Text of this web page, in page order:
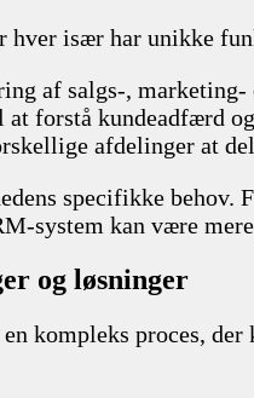
især har unikke
af salgs-, marketing-
at forstå kundeadfærd
afdelinger at
specifikke
system kan være
og løsninger
kompleks proces,